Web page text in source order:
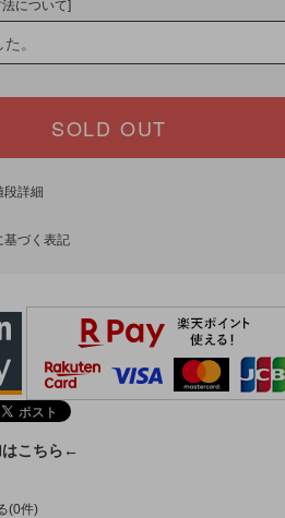
について]
SOLD OUT
段詳細
基づく表記
はこちら←
(0件)